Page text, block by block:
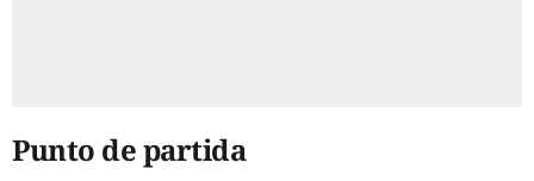
Punto de partida